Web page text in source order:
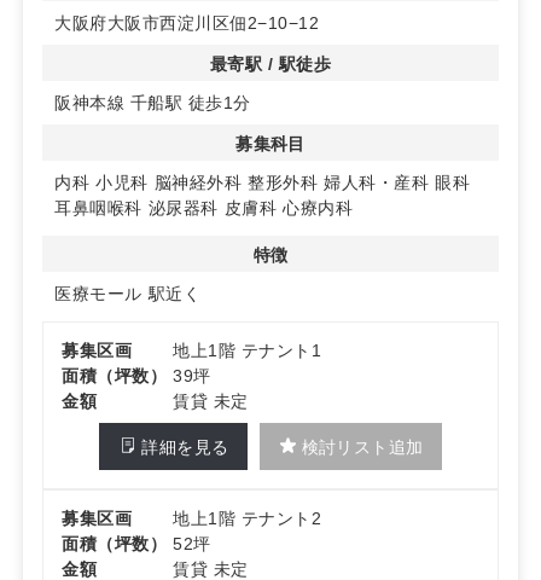
ウト方針に応じた選択が可能です。内科・小児科・整形外
科・耳鼻咽喉科・皮膚科・眼科・泌尿器科・心療内科・婦
検討に適しています。
日常利用が見込まれる商業施設内のため、買い物動線と来
院動線の連動による再来促進が期待しやすく、地域密着型
の集患力向上に寄与します。詳細はお問い合わせくださ
大阪府大阪市西淀川区佃2−10−12
最寄駅 / 駅徒歩
阪神本線 千船駅 徒歩1分
募集科目
内科 小児科 脳神経外科 整形外科 婦人科・産科 眼科
耳鼻咽喉科 泌尿器科 皮膚科 心療内科
特徴
医療モール 駅近く
募集区画
地上1階 テナント1
面積（坪数）
39坪
金額
賃貸 未定
詳細を見る 検討リスト追加
募集区画
地上1階 テナント2
面積（坪数）
52坪
金額
賃貸 未定